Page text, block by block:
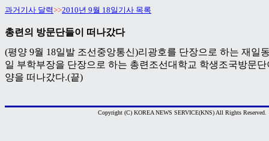
과거기사 달력>>2010년 9월 18일기사 목록
총련의 방문단들이 떠나갔다
(평양 9월 18일발 조선중앙통신)리광호를 단장으로 하는 재일
일 부학부장을 단장으로 하는 총련조선대학교 학생조국방문
양을 떠나갔다.(끝)
Copyright (C) KOREA NEWS SERVICE(KNS) All Rights Reserved.